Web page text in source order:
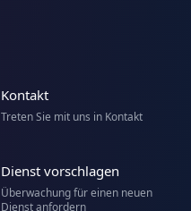
Kontakt
Treten Sie mit uns in Kontakt
Dienst vorschlagen
Überwachung für einen neuen
Dienst anfordern